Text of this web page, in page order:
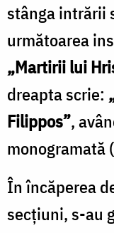
stânga intrării
următoarea
„Martirii lui
dreapta scrie:
Filippos”,
monogramată
În încăperea
secţiuni, s-au